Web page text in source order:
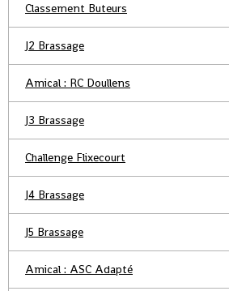
Classement Buteurs
J2 Brassage
Amical : RC Doullens
J3 Brassage
Challenge Flixecourt
J4 Brassage
J5 Brassage
Amical : ASC Adapté